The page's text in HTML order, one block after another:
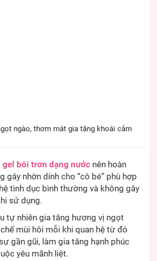
ngào, thơm mát gia tăng khoái cảm
gel bôi trơn dạng nước nên hoàn
gây nhờn dính cho “cô bé” phù hợp
tình dục bình thường và không gây
sử dụng.
tự nhiên gia tăng hương vị ngọt
mùi hôi mỗi khi quan hệ từ đó
gần gũi, làm gia tăng hạnh phúc
yêu mãnh liệt.